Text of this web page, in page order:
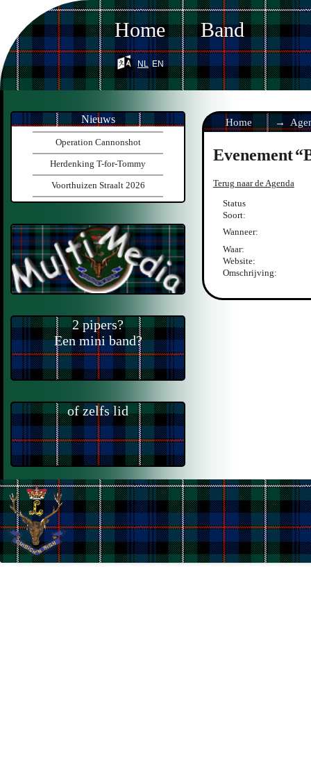
Home Band
nl en
Home
Evenement
Terug naar de Agenda
Status
Soort:
Wanneer:
Waar:
Website:
Omschrijving:
Nieuws
Operation Cannonshot
Herdenking T-for-Tommy
Voorthuizen Straalt 2026
2 pipers?
Een mini band?
of zelfs lid